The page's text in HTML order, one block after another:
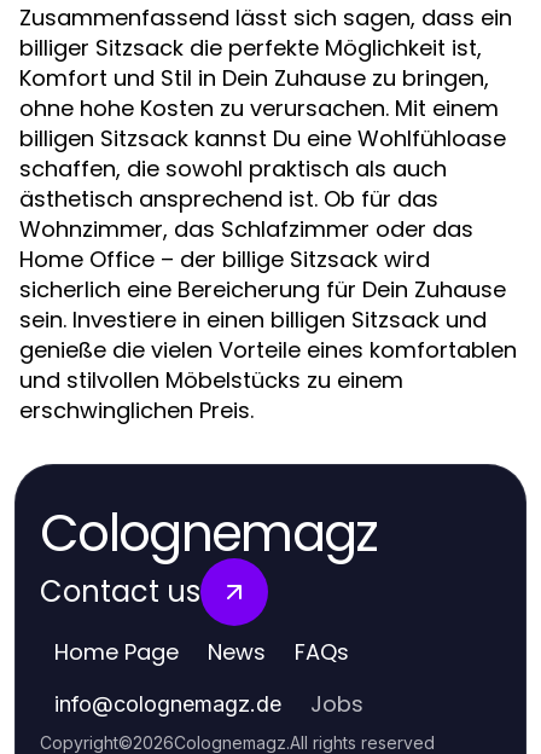
Zusammenfassend lässt sich sagen, dass ein
billiger Sitzsack die perfekte Möglichkeit ist,
Komfort und Stil in Dein Zuhause zu bringen,
ohne hohe Kosten zu verursachen. Mit einem
billigen Sitzsack kannst Du eine Wohlfühloase
schaffen, die sowohl praktisch als auch
ästhetisch ansprechend ist. Ob für das
Wohnzimmer, das Schlafzimmer oder das
Home Office – der billige Sitzsack wird
sicherlich eine Bereicherung für Dein Zuhause
sein. Investiere in einen billigen Sitzsack und
genieße die vielen Vorteile eines komfortablen
und stilvollen Möbelstücks zu einem
erschwinglichen Preis.
Colognemagz
Contact us
Home Page News FAQs
info@colognemagz.de Jobs
Copyright©2026Colognemagz.All rights reserved